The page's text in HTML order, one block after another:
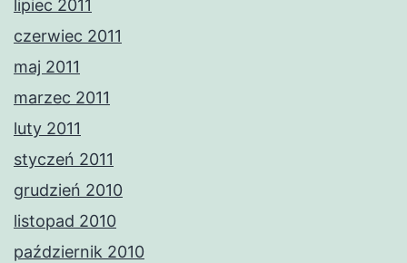
lipiec 2011
czerwiec 2011
maj 2011
marzec 2011
luty 2011
styczeń 2011
grudzień 2010
listopad 2010
październik 2010